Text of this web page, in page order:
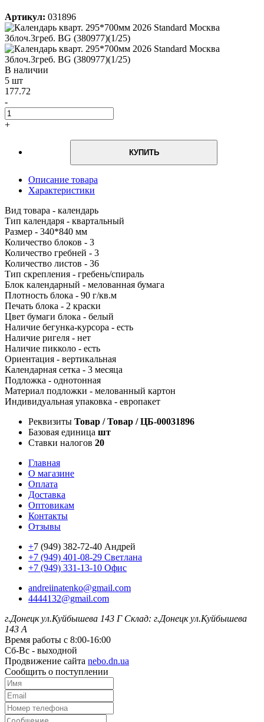
Артикул: 031896
В наличии
5 шт
177.72
-
+
КУПИТЬ
Описание товара
Характеристики
Вид товара - календарь
Тип календаря - квартальный
Размер - 340*840 мм
Количество блоков - 3
Количество гребней - 3
Количество листов - 36
Тип скрепления - гребень/спираль
Блок календарный - мелованная бумага
Плотность блока - 90 г/кв.м
Печать блока - 2 краски
Цвет бумаги блока - белый
Наличие бегунка-курсора - есть
Наличие ригеля - нет
Наличие пикколо - есть
Ориентация - вертикальная
Календарная сетка - 3 месяца
Подложка - однотонная
Материал подложки - мелованный картон
Индивидуальная упаковка - европакет
Реквизиты Товар / Товар / ЦБ-00031896
Базовая единица шт
Ставки налогов 20
Главная
О магазине
Оплата
Доставка
Оптовикам
Контакты
Отзывы
+7 (949) 382-72-40 Андрей
+7 (949) 401-08-29 Светлана
+7 (949) 331-13-10 Офис
andreiinatenko@gmail.com
4444132@gmail.com
г.Донецк ул.Куйбышева 143 Г Склад: г.Донецк ул.Куйбышева
143 А
Время работы с 8:00-16:00
Сб-Вс - выходной
Продвижение сайта nebo.dn.ua
Сообщить о поступлении